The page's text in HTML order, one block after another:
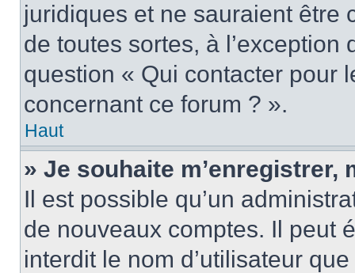
juridiques et ne sauraient être
de toutes sortes, à
question « Qui contacter pour
concernant ce forum ? ».
Haut
» Je souhaite m’enregistrer,
Il est possible qu’un
de nouveaux comptes. Il peut
interdit le nom d’utilisateur